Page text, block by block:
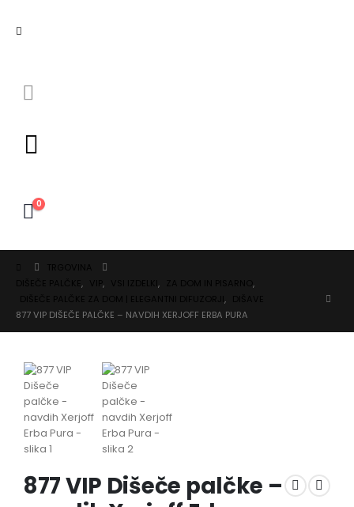
0
, , ,
,
,
877 VIP DIŠEČE PALČKE – NAVDIH XERJOFF ERBA PURA
877 VIP Dišeče palčke –